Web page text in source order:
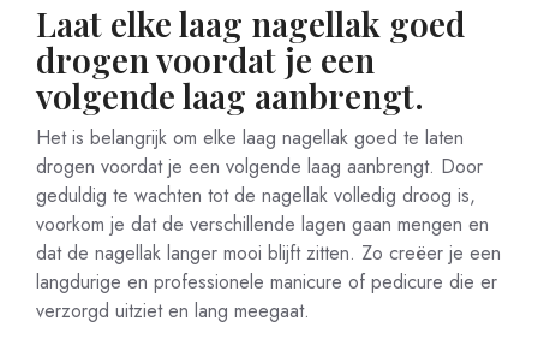
Laat elke laag nagellak goed
drogen voordat je een
volgende laag aanbrengt.
Het is belangrijk om elke laag nagellak goed te laten
drogen voordat je een volgende laag aanbrengt. Door
geduldig te wachten tot de nagellak volledig droog is,
voorkom je dat de verschillende lagen gaan mengen en
dat de nagellak langer mooi blijft zitten. Zo creëer je een
langdurige en professionele manicure of pedicure die er
verzorgd uitziet en lang meegaat.